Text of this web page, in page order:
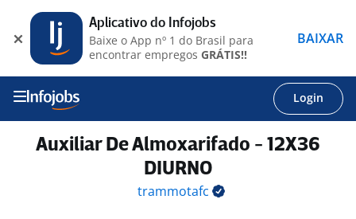
Login
Auxiliar De Almoxarifado - 12X36
DIURNO
trammotafc
Aplicativo do Infojobs
Baixe o App nº 1 do Brasil para
encontrar empregos GRÁTIS!!
BAIXAR